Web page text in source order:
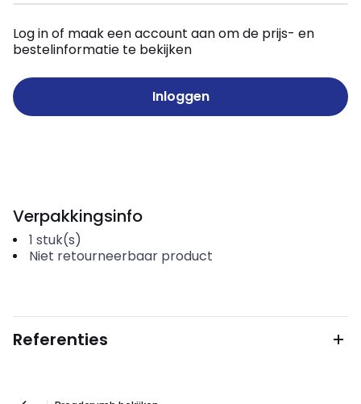
Log in of maak een account aan om de prijs- en
bestelinformatie te bekijken
Inloggen
Verpakkingsinfo
1 stuk(s)
Niet retourneerbaar product
Referenties